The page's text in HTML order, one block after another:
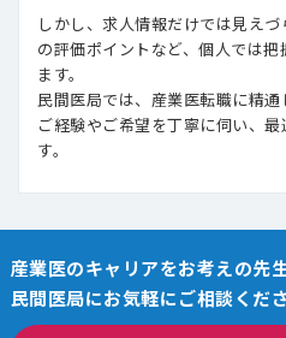
しかし、求人情報だけでは見え
の評価ポイントなど、個人では
ます。
民間医局では、産業医転職に精
ご経験やご希望を丁寧に伺い、
す。
産業医のキャリアをお考えの先
民間医局にお気軽にご相談くださ